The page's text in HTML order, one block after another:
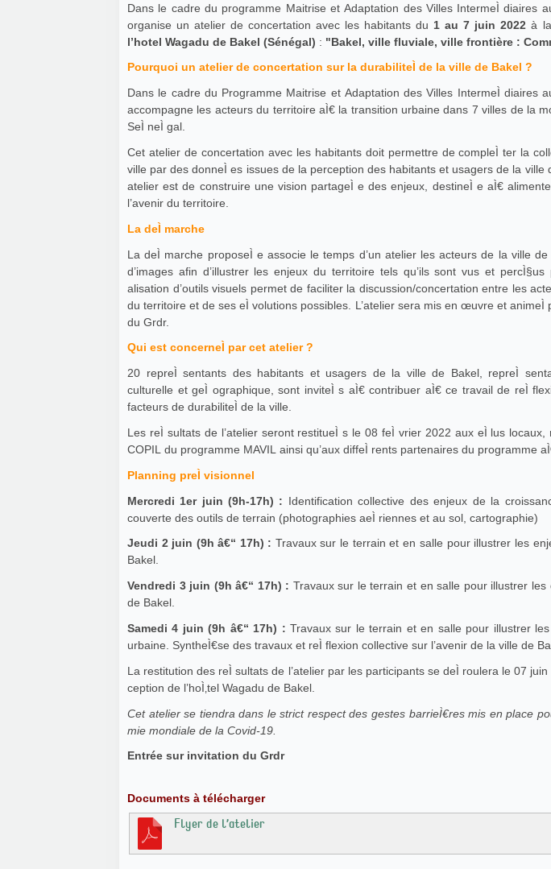
Dans le cadre du programme Maitrise et Adaptation des Villes IntermeÌ diaires
organise un atelier de concertation avec les habitants du 1 au 7 juin 2022 à la
l’hotel Wagadu de Bakel (Sénégal) : "Bakel, ville fluviale, ville frontière :
Pourquoi un atelier de concertation sur la durabiliteÌ de la ville de Bakel ?
Dans le cadre du Programme Maitrise et Adaptation des Villes IntermeÌ diaires
accompagne les acteurs du territoire aÌ€ la transition urbaine dans 7 villes de la
SeÌ neÌ gal.
Cet atelier de concertation avec les habitants doit permettre de compleÌ ter la
ville par des donneÌ es issues de la perception des habitants et usagers de la ville
atelier est de construire une vision partageÌ e des enjeux, destineÌ e aÌ€
l’avenir du territoire.
La deÌ marche
La deÌ marche proposeÌ e associe le temps d’un atelier les acteurs de la ville
d’images afin d’illustrer les enjeux du territoire tels qu’ils sont vus et
alisation d’outils visuels permet de faciliter la discussion/concertation entre les
du territoire et de ses eÌ volutions possibles. L’atelier sera mis en œuvre et animeÌ par en Haut ! et l’eÌ quipe
du Grdr.
Qui est concerneÌ par cet atelier ?
20 repreÌ sentants des habitants et usagers de la ville de Bakel, repreÌ sentant sa
culturelle et geÌ ographique, sont inviteÌ s aÌ€ contribuer aÌ€ ce travail de reÌ
facteurs de durabiliteÌ de la ville.
Les reÌ sultats de l’atelier seront restitueÌ s le 08 feÌ vrier 2022 aux eÌ lus locaux,
COPIL du programme MAVIL ainsi qu’aux diffeÌ rents partenaires du programme
Planning preÌ visionnel
Mercredi 1er juin (9h-17h) : Identification collective des enjeux de la
couverte des outils de terrain (photographies aeÌ riennes et au sol, cartographie)
Jeudi 2 juin (9h â€“ 17h) : Travaux sur le terrain et en salle pour illustrer les
Bakel.
Vendredi 3 juin (9h â€“ 17h) : Travaux sur le terrain et en salle pour illustrer les
de Bakel.
Samedi 4 juin (9h â€“ 17h) : Travaux sur le terrain et en salle pour illustrer
urbaine. SyntheÌ€se des travaux et reÌ flexion collective sur l’avenir de la ville de
La restitution des reÌ sultats de l’atelier par les participants se deÌ roulera le 07
ception de l’hoÌ‚tel Wagadu de Bakel.
Cet atelier se tiendra dans le strict respect des gestes barrieÌ€res mis en place
mie mondiale de la Covid-19.
Entrée sur invitation du Grdr
Documents à télécharger
Flyer de l’atelier